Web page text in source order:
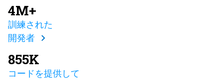
4M+
訓練された
開発者
855K
コードを提供して